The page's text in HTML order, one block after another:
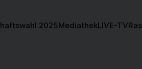
2025MediathekLIVE-TV